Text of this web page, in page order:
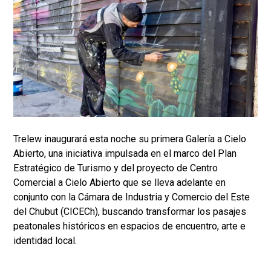
Trelew inaugurará esta noche su primera Galería a Cielo
Abierto, una iniciativa impulsada en el marco del Plan
Estratégico de Turismo y del proyecto de Centro
Comercial a Cielo Abierto que se lleva adelante en
conjunto con la Cámara de Industria y Comercio del Este
del Chubut (CICECh), buscando transformar los pasajes
peatonales históricos en espacios de encuentro, arte e
identidad local.